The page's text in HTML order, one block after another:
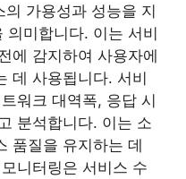
가용성과 성능을 지
의미합니다. 이는 서비
에 감지하여 사용자에
데 사용됩니다. 서비
워크 대역폭, 응답 시
분석합니다. 이는 소
품질을 유지하는 데
니터링은 서비스 수